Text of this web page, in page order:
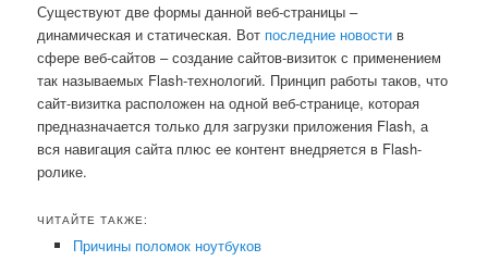
Существуют две формы данной веб-страницы –
динамическая и статическая. Вот последние новости в
сфере веб-сайтов – создание сайтов-визиток с применением
так называемых Flash-технологий. Принцип работы таков, что
сайт-визитка расположен на одной веб-странице, которая
предназначается только для загрузки приложения Flash, а
вся навигация сайта плюс ее контент внедряется в Flash-
ролике.
ЧИТАЙТЕ ТАКЖЕ:
Причины поломок ноутбуков